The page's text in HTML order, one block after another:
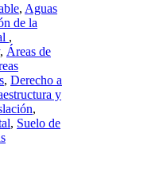
, Aguas
de la
,
, Áreas de
, Derecho a
y
,
, Suelo de